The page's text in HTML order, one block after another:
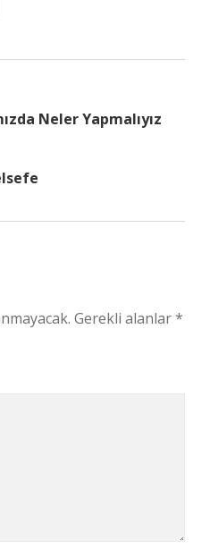
Neler Yapmalıyız
Gerekli alanlar*